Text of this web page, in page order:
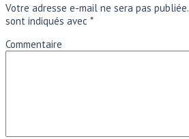
Votre adresse e-mail ne sera pas publiée.
sont indiqués avec *
Commentaire